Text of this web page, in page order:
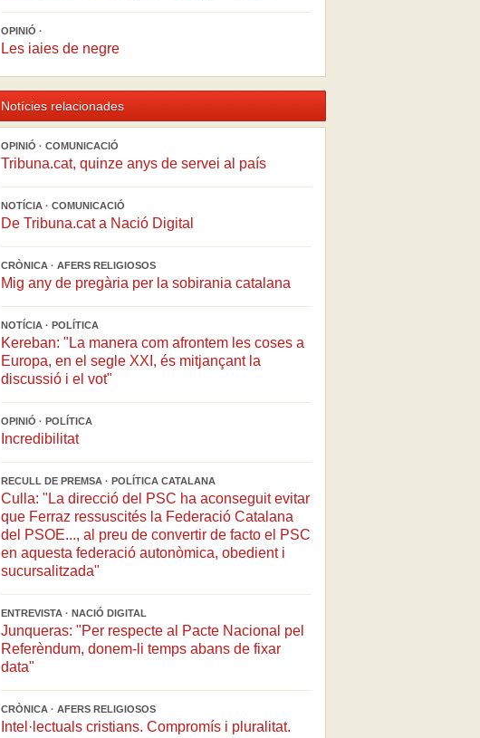
OPINIÓ ·
Les iaies de negre
Notícies relacionades
OPINIÓ · COMUNICACIÓ
Tribuna.cat, quinze anys de servei al país
NOTÍCIA · COMUNICACIÓ
De Tribuna.cat a Nació Digital
CRÒNICA · AFERS RELIGIOSOS
Mig any de pregària per la sobirania catalana
NOTÍCIA · POLÍTICA
Kereban: "La manera com afrontem les coses a
Europa, en el segle XXI, és mitjançant la
discussió i el vot"
OPINIÓ · POLÍTICA
Incredibilitat
RECULL DE PREMSA · POLÍTICA CATALANA
Culla: "La direcció del PSC ha aconseguit evitar
que Ferraz ressuscités la Federació Catalana
del PSOE..., al preu de convertir de facto el PSC
en aquesta federació autonòmica, obedient i
sucursalitzada"
ENTREVISTA · NACIÓ DIGITAL
Junqueras: "Per respecte al Pacte Nacional pel
Referèndum, donem-li temps abans de fixar
data"
CRÒNICA · AFERS RELIGIOSOS
Intel·lectuals cristians. Compromís i pluralitat.